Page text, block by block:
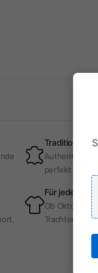
Tradition &
Authentische
perfekt für
Für jeden
Ob
Trachten sind